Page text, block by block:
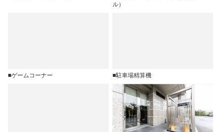
ル）
■ゲームコーナー ■駐車場精算機